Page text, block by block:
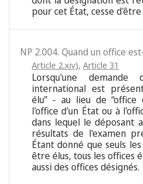
pour cet État, cesse
NP 2.004. Quand un office
Article 2.xiv), Article 31
Lorsqu'une demande
international est
élu” - au lieu de “office
l'office d'un État ou à
dans lequel le déposant
résultats de l'examen
Étant donné que seuls
être élus, tous les offices
aussi des offices désignés.